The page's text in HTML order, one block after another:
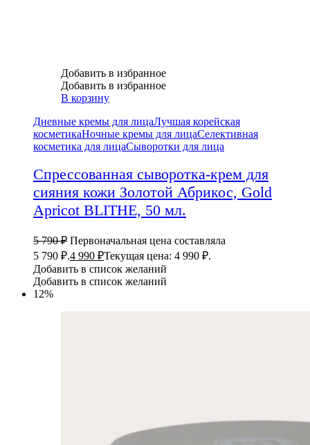
Добавить в избранное
Добавить в избранное
В корзину
Дневные кремы для лицаЛучшая корейская
косметикаНочные кремы для лицаСелективная
косметика для лицаСыворотки для лица
Спрессованная сыворотка-крем для
сияния кожи Золотой Абрикос, Gold
Apricot BLITHE, 50 мл.
5 790₽ Первоначальная цена составляла
5 790 ₽.4 990 ₽Текущая цена: 4 990 ₽.
Добавить в список желаний
Добавить в список желаний
12%